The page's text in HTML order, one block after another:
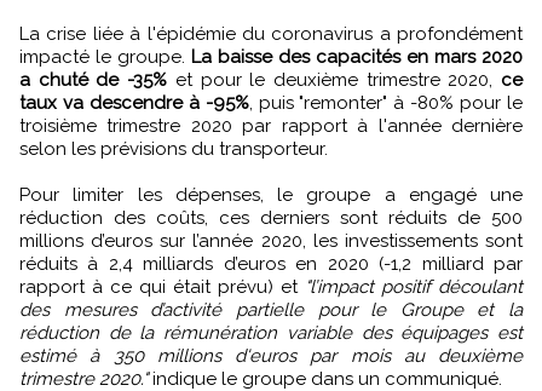
La crise liée à l'épidémie du coronavirus a profondément
impacté le groupe. La baisse des capacités en mars 2020
a chuté de -35% et pour le deuxième trimestre 2020, ce
taux va descendre à -95%, puis "remonter" à -80% pour le
troisième trimestre 2020 par rapport à l'année dernière
selon les prévisions du transporteur.
Pour limiter les dépenses, le groupe a engagé une
réduction des coûts, ces derniers sont réduits de 500
millions d’euros sur l’année 2020, les investissements sont
réduits à 2,4 milliards d’euros en 2020 (-1,2 milliard par
rapport à ce qui était prévu) et "l’impact positif découlant
des mesures d’activité partielle pour le Groupe et la
réduction de la rémunération variable des équipages est
estimé à 350 millions d'euros par mois au deuxième
trimestre 2020."indique le groupe dans un communiqué.